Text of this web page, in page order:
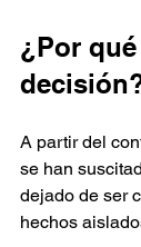
¿Por
A partir del
se han
dejado de ser
hechos